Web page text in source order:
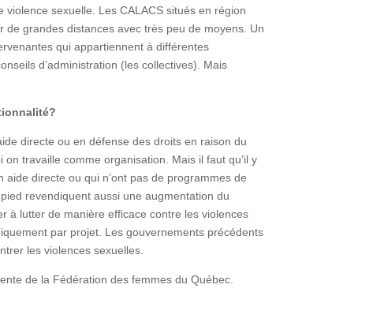
sexuelle. Les CALACS situés en région
grandes distances avec très peu de moyens. Un
qui appartiennent à différentes
d’administration (les collectives). Mais
directe ou en défense des droits en raison du
travaille comme organisation. Mais il faut qu’il y
directe ou qui n’ont pas de programmes de
revendiquent aussi une augmentation du
à lutter de manière efficace contre les violences
par projet. Les gouvernements précédents
les violences sexuelles.
de la Fédération des femmes du Québec.